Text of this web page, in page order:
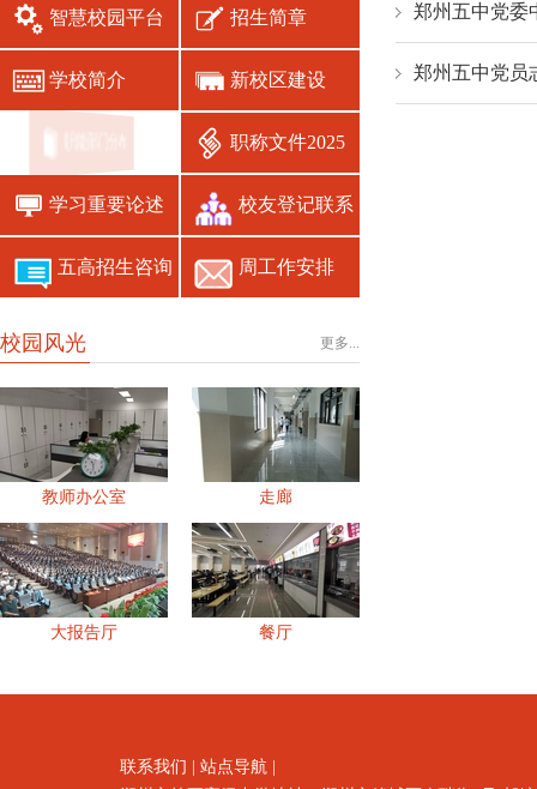
郑州五中党委
郑州五中党员
智慧校园平台 招生简章
学校简介 新校区建设
职称文件2025
学习重要论述 校友登记联系
五高招生咨询 周工作安排
更多...
校园风光
教师办公室 走廊
大报告厅 餐厅
联系我们 站点导航